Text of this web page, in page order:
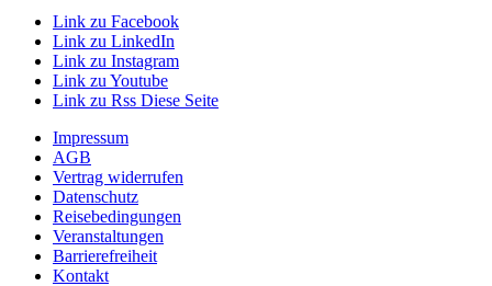
Link zu Facebook
Link zu LinkedIn
Link zu Instagram
Link zu Youtube
Link zu Rss Diese Seite
Impressum
AGB
Vertrag widerrufen
Datenschutz
Reisebedingungen
Veranstaltungen
Barrierefreiheit
Kontakt